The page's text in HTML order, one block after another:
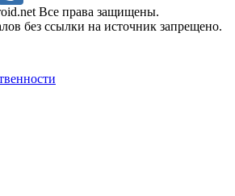
Все права защищены.
без ссылки на источник запрещено.